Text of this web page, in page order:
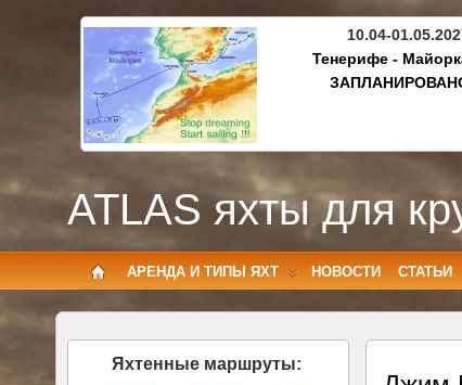
10.04-
Тенерифе -
ATLAS яхты для
АРЕНДА И ТИПЫ ЯХТ НОВОСТИ СТАТЬИ
Яхтенные маршруты: